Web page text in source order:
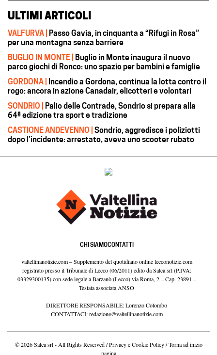
ULTIMI ARTICOLI
VALFURVA | Passo Gavia, in cinquanta a “Rifugi in Rosa”
per una montagna senza barriere
BUGLIO IN MONTE | Buglio in Monte inaugura il nuovo
parco giochi di Ronco: uno spazio per bambini e famiglie
GORDONA | Incendio a Gordona, continua la lotta contro il
rogo: ancora in azione Canadair, elicotteri e volontari
SONDRIO | Palio delle Contrade, Sondrio si prepara alla
64ª edizione tra sport e tradizione
CASTIONE ANDEVENNO | Sondrio, aggredisce i poliziotti
dopo l’incidente: arrestato, aveva uno scooter rubato
CHI SIAMOCONTATTI
valtellinanotizie.com – Supplemento del quotidiano online lecconotizie.com
registrato presso il Tribunale di Lecco (06/2011) edito da Salca srl (P.IVA:
03329300135) con sede legale a Barzanò (Lecco) via Roma, 2 – Cap. 23891 –
Testata associata ANSO
DIRETTORE RESPONSABILE: Lorenzo Colombo
CONTATTACI:redazione@valtellinanotizie.com
© 2026 Salca srl - All Rights Reserved /Privacy e Cookie Policy/Torna ad inizio
pagina